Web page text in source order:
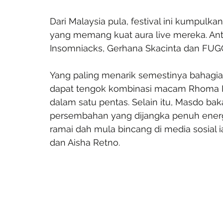
Dari Malaysia pula, festival ini
yang memang kuat aura live mereka.
Insomniacks, Gerhana Skacinta dan
Yang paling menarik semestinya
dapat tengok kombinasi macam Rhoma
dalam satu pentas. Selain itu, Masdo
persembahan yang dijangka penuh
ramai dah mula bincang di media sosial
dan Aisha Retno.